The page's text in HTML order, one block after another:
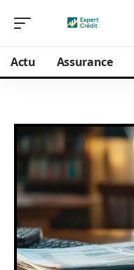
Actu Assurance